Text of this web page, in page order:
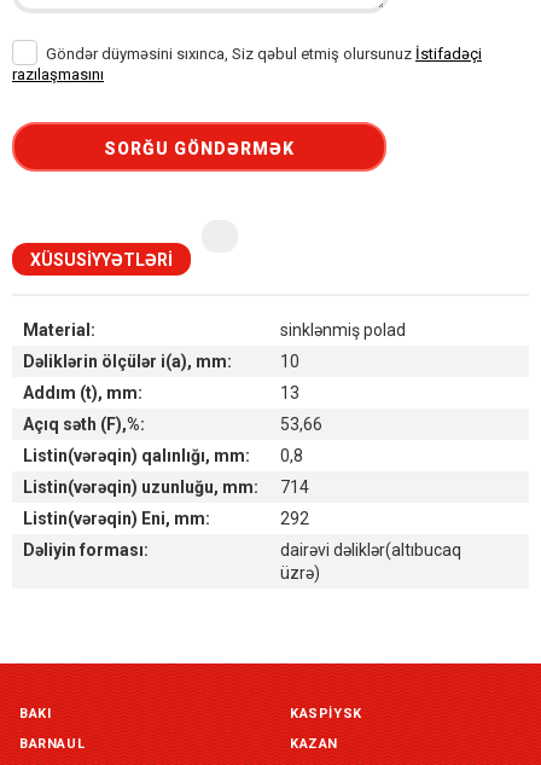
Göndər düyməsini sıxınca, Siz qəbul etmiş olursunuz İstifadəçi
razılaşmasını
SORĞU GÖNDƏRMƏK
XÜSUSIYYƏTLƏRI
Material:
sinklənmiş polad
Dəliklərin ölçülər i(a), mm:
10
Addım (t), mm:
13
Açıq səth (F),%:
53,66
Listin(vərəqin) qalınlığı, mm:
0,8
Listin(vərəqin) uzunluğu, mm:
714
Listin(vərəqin) Eni, mm:
292
Dəliyin forması:
dairəvi dəliklər(altıbucaq
üzrə)
Симферополь склад (г. Симферополь, ул. Монтажная, 33а)
in stock:not in stock
BAKI
BARNAUL
KASPIYSK
KAZAN